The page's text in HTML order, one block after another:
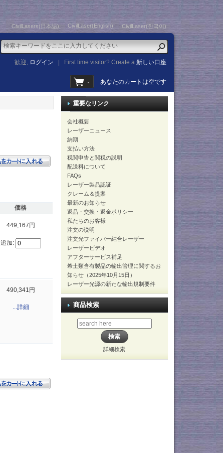
CivilLasers(日本語) CivilLaser(English) CivilLaser(한국어)
歓迎, ログイン First time visitor? Create a新しい口座
あなたのカートは空です
価格
449,167円
追加:
490,341円
...詳細
重要なリンク
会社概要
レーザーニュース
納期
支払い方法
税関申告と関税の説明
配送料について
FAQs
レーザー製品認証
クレーム＆提案
最新のお知らせ
返品・交換・返金ポリシー
私たちのお客様
注文の说明
注文光ファイバー結合レーザー
レーザービデオ
アフターサービス補足
希土類含有製品の輸出管理に関するお
知らせ（2025年10月15日）
レーザー光源の新たな輸出規制要件
商品検索
詳細検索